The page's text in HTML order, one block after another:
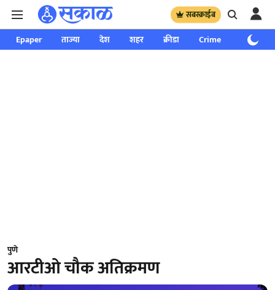
सबस्क्राईब
Epaper ताज्या देश शहर क्रीडा Crime साप्ताहिक
पुणे
आरटीओ चौक अतिक्रमण